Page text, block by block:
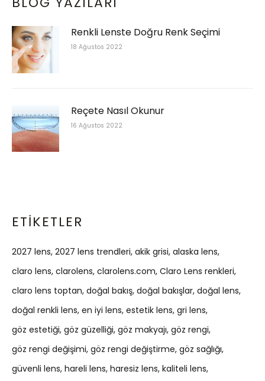
Renkli Lenste Doğru Renk Seçimi
18 Ağustos 2022
Reçete Nasıl Okunur
16 Ağustos 2022
ETIKETLER
2027 lens 2027 lens trendleri akik grisi alaska lens
claro lens clarolens clarolens.com Claro Lens renkleri
claro lens toptan doğal bakış doğal bakışlar doğal lens
doğal renkli lens en iyi lens estetik lens gri lens
göz estetiği göz güzelliği göz makyajı göz rengi
göz rengi değişimi göz rengi değiştirme göz sağlığı
güvenli lens hareli lens haresiz lens kaliteli lens